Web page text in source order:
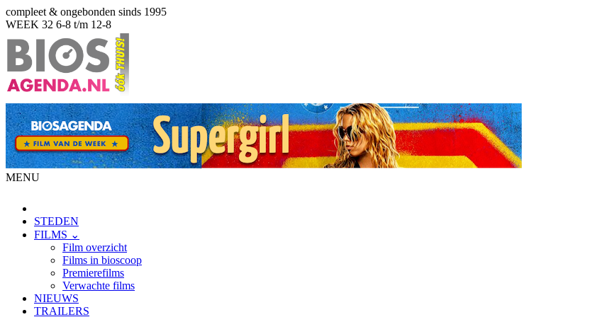
compleet & ongebonden sinds 1995
WEEK 32 6-8 t/m 12-8
MENU
STEDEN
FILMS ⌄
Film overzicht
Films in bioscoop
Premierefilms
Verwachte films
NIEUWS
TRAILERS